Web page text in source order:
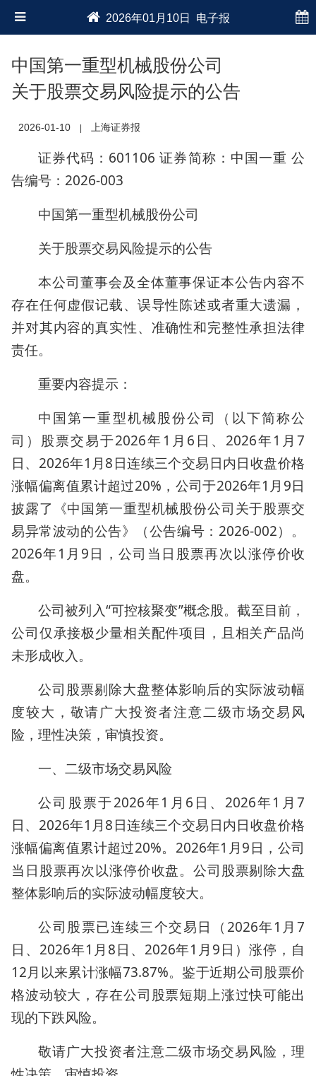
2026年01月10日 电子报
中国第一重型机械股份公司
关于股票交易风险提示的公告
2026-01-10 上海证券报
证券代码：601106 证券简称：中国一重 公
告编号：2026-003
中国第一重型机械股份公司
关于股票交易风险提示的公告
本公司董事会及全体董事保证本公告内容不
存在任何虚假记载、误导性陈述或者重大遗漏，
并对其内容的真实性、准确性和完整性承担法律
责任。
重要内容提示：
中国第一重型机械股份公司（以下简称公
司）股票交易于2026年1月6日、2026年1月7
日、2026年1月8日连续三个交易日内日收盘价格
涨幅偏离值累计超过20%，公司于2026年1月9日
披露了《中国第一重型机械股份公司关于股票交
易异常波动的公告》（公告编号：2026-002）。
2026年1月9日，公司当日股票再次以涨停价收
盘。
公司被列入“可控核聚变”概念股。截至目前，
公司仅承接极少量相关配件项目，且相关产品尚
未形成收入。
公司股票剔除大盘整体影响后的实际波动幅
度较大，敬请广大投资者注意二级市场交易风
险，理性决策，审慎投资。
一、二级市场交易风险
公司股票于2026年1月6日、2026年1月7
日、2026年1月8日连续三个交易日内日收盘价格
涨幅偏离值累计超过20%。2026年1月9日，公司
当日股票再次以涨停价收盘。公司股票剔除大盘
整体影响后的实际波动幅度较大。
公司股票已连续三个交易日（2026年1月7
日、2026年1月8日、2026年1月9日）涨停，自
12月以来累计涨幅73.87%。鉴于近期公司股票价
格波动较大，存在公司股票短期上涨过快可能出
现的下跌风险。
敬请广大投资者注意二级市场交易风险，理